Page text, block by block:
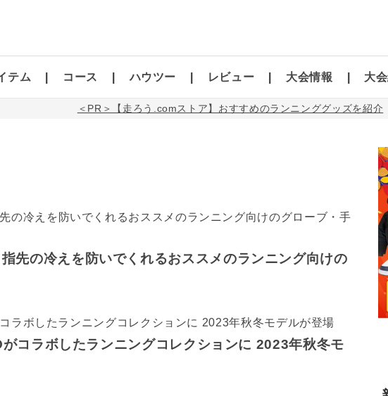
テム コース ハウツー レビュー 大会情報 大
＜PR＞【走ろう.comストア】おすすめのランニンググッズを紹介
先の冷えを防いでくれるおススメのランニング向けの
コラボしたランニングコレクションに 2023年秋冬モ